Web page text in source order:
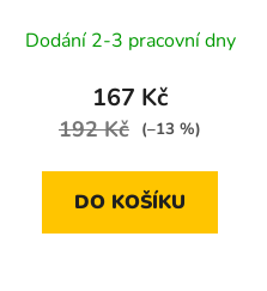
textilní obal
Dodání 2-3 pracovní dny
167 Kč
192 Kč (–13 %)
DO KOŠÍKU